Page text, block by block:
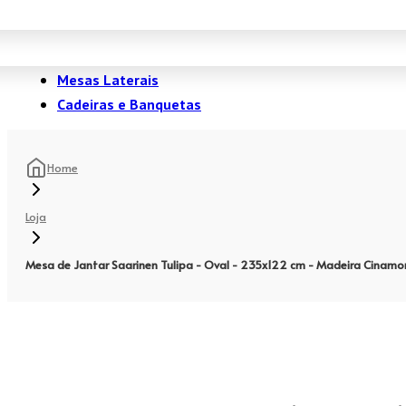
Mesas Laterais
Cadeiras e Banquetas
Home
Loja
Mesa de Jantar Saarinen Tulipa - Oval - 235x122 cm - Madeira